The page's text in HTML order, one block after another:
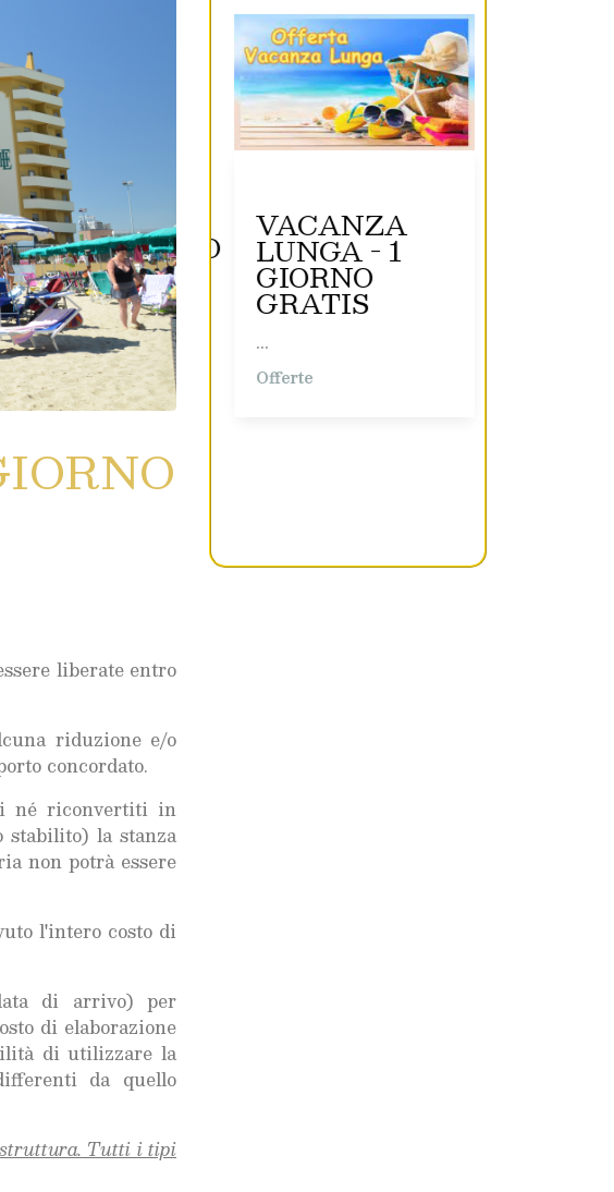
liberate entro
riduzione e/o
concordato.
né riconvertiti in
stabilito) la stanza
non potrà essere
l'intero costo di
di arrivo) per
di elaborazione
di utilizzare la
da quello
struttura. Tutti i tipi
VACANZA
LUNGA - 1
GIORNO
GRATIS
...
Offerte